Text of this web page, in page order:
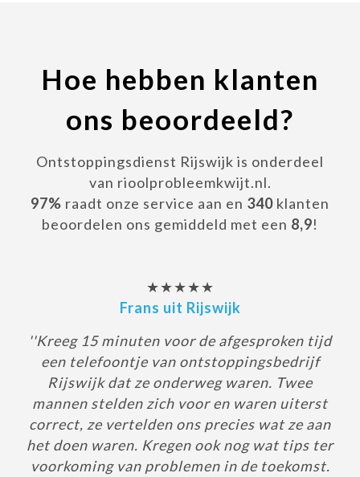
Hoe hebben klanten
ons beoordeeld?
Ontstoppingsdienst Rijswijk is onderdeel
van rioolprobleemkwijt.nl.
97% raadt onze service aan en 340 klanten
beoordelen ons gemiddeld met een 8,9!
★★★★★
Frans uit Rijswijk
''Kreeg 15 minuten voor de afgesproken tijd
een telefoontje van ontstoppingsbedrijf
Rijswijk dat ze onderweg waren. Twee
mannen stelden zich voor en waren uiterst
correct, ze vertelden ons precies wat ze aan
het doen waren. Kregen ook nog wat tips ter
voorkoming van problemen in de toekomst.